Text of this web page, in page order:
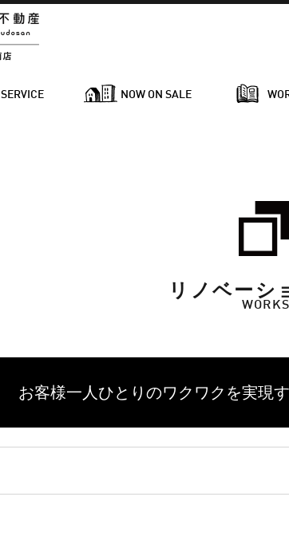
SERVICE NOW ON SALE
リノベーシ
WORKS
お客様一人ひとりのワクワクを実現す